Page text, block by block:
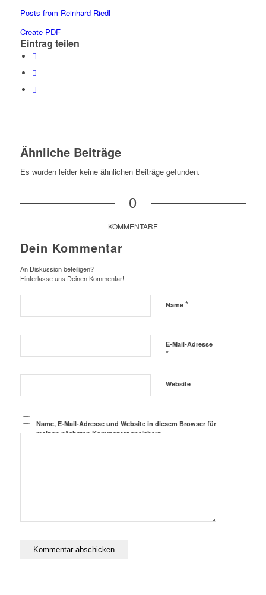
Posts from Reinhard Riedl
Create PDF
Eintrag teilen
Ähnliche Beiträge
Es wurden leider keine ähnlichen Beiträge gefunden.
0
KOMMENTARE
Dein Kommentar
An Diskussion beteiligen?
Hinterlasse uns Deinen Kommentar!
Name *
E-Mail-Adresse
*
Website
Name, E-Mail-Adresse und Website in diesem Browser für
meinen nächsten Kommentar speichern.